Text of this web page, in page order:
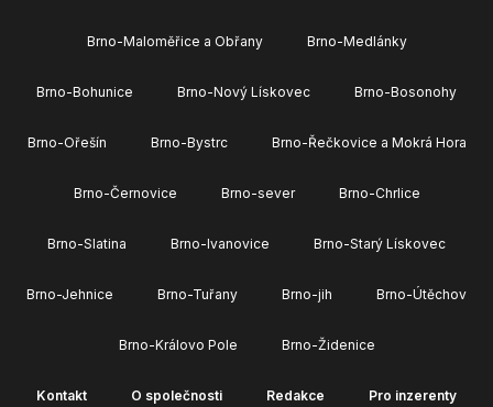
Brno-Maloměřice a Obřany Brno-Medlánky
Brno-Bohunice Brno-Nový Lískovec Brno-Bosonohy
Brno-Ořešín Brno-Bystrc Brno-Řečkovice a Mokrá Hora
Brno-Černovice Brno-sever Brno-Chrlice
Brno-Slatina Brno-Ivanovice Brno-Starý Lískovec
Brno-Jehnice Brno-Tuřany Brno-jih Brno-Útěchov
Brno-Královo Pole Brno-Židenice
Kontakt O společnosti Redakce Pro inzerenty